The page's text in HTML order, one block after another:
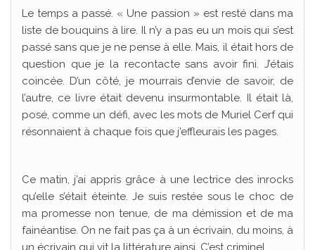
Le temps a passé. « Une passion » est resté dans ma
liste de bouquins à lire. Il n’y a pas eu un mois qui s’est
passé sans que je ne pense à elle. Mais, il était hors de
question que je la recontacte sans avoir fini. J’étais
coincée. D’un côté, je mourrais d’envie de savoir, de
l’autre, ce livre était devenu insurmontable. Il était là,
posé, comme un défi, avec les mots de Muriel Cerf qui
résonnaient à chaque fois que j’effleurais les pages.
Ce matin, j’ai appris grâce à une lectrice des inrocks
qu’elle s’était éteinte. Je suis restée sous le choc de
ma promesse non tenue, de ma démission et de ma
fainéantise. On ne fait pas ça à un écrivain, du moins, à
un écrivain qui vit la littérature ainsi. C’est criminel.